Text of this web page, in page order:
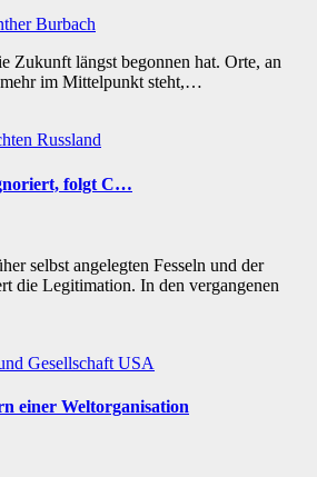
Burbach
Zukunft längst begonnen hat. Orte, an
im Mittelpunkt steht,…
Russland
folgt C…
selbst angelegten Fesseln und der
die Legitimation. In den vergangenen
Gesellschaft USA
einer Weltorganisation